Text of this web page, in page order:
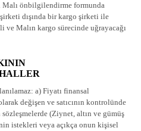
Malı önbilgilendirme formunda
dışında bir kargo şirketi ile
ve Malın kargo sürecinde uğrayacağı
a) Fiyatı finansal
değişen ve satıcının kontrolünde
(Ziynet, altın ve gümüş
istekleri veya açıkça onun kişisel